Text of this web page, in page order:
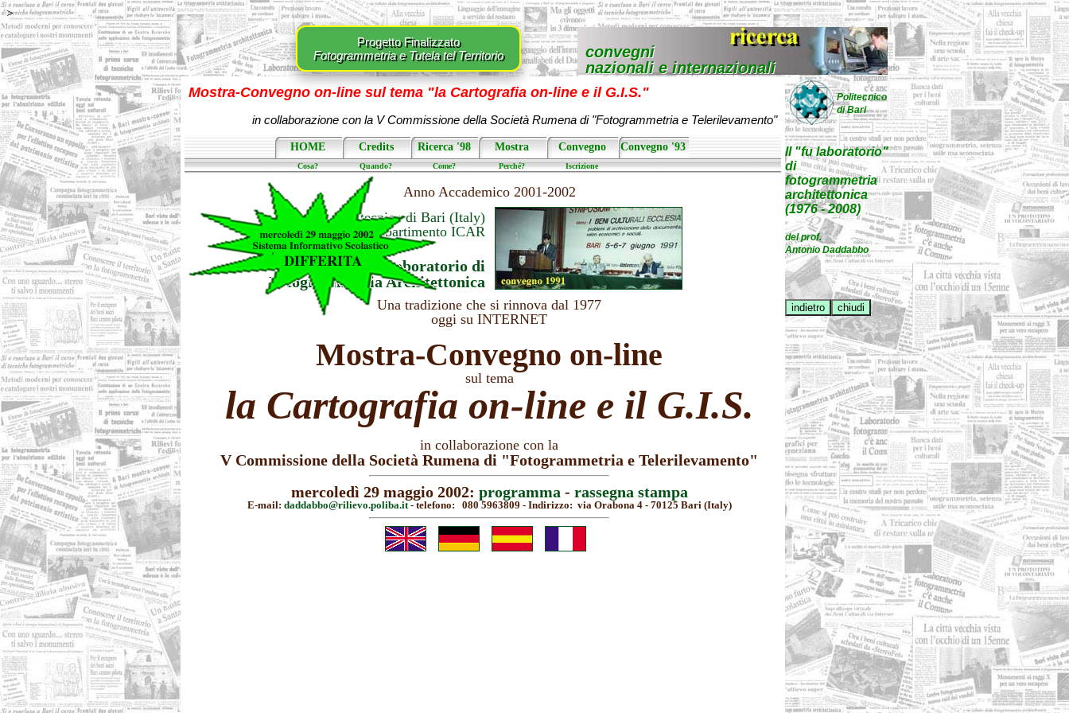
>
Progetto Finalizzato
Fotogrammetria e Tutela tel Territorio
convegni
nazionali e internazionali
Mostra-Convegno on-line sul tema "la Cartografia on-line e il G.I.S."
Politecnico
di Bari
Il "fu laboratorio"
di
fotogrammetria
architettonica
(1976 - 2008)
del prof.
Antonio Daddabbo
in collaborazione con la V Commissione della Società Rumena di "Fotogrammetria e Telerilevamento"
HOME Credits Ricerca '98 Mostra Convegno Convegno '93
Cosa? Quando? Come? Perché? Iscrizione